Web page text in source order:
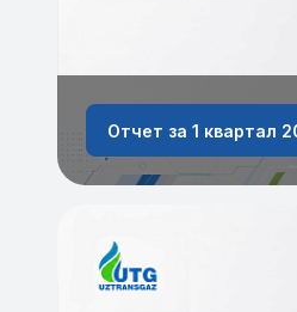
Отчет за 1 квартал